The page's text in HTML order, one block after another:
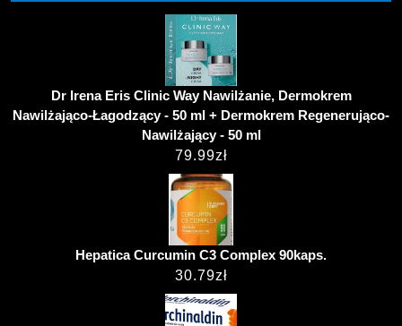
Dr Irena Eris Clinic Way Nawilżanie, Dermokrem
Nawilżająco-Łagodzący - 50 ml + Dermokrem Regenerująco-
Nawilżający - 50 ml
79.99zł
Hepatica Curcumin C3 Complex 90kaps.
30.79zł